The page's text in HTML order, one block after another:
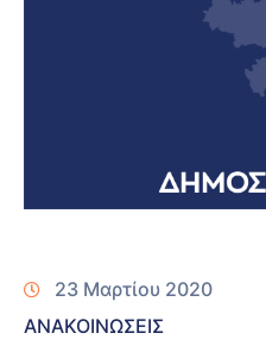
23 Μαρτίου 2020
ΑΝΑΚΟΙΝΩΣΕΙΣ